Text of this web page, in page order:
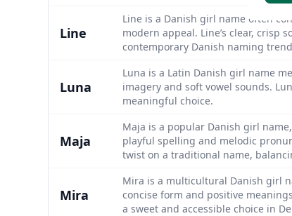
Line
Line is a Danish girl name often
modern appeal. Line’s clear, crisp
contemporary Danish naming
Luna
Luna is a Latin Danish girl name
imagery and soft vowel sounds.
meaningful choice.
Maja
Maja is a popular Danish girl
playful spelling and melodic
twist on a traditional name,
Mira
Mira is a multicultural Danish girl
concise form and positive
a sweet and accessible choice in